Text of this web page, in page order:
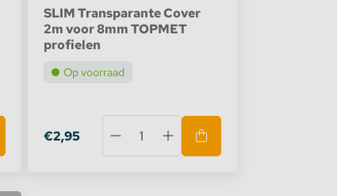
SLIM Transparante Cover
2m voor 8mm TOPMET
profielen
Op voorraad
€2,95